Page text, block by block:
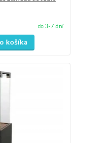
do 3-7 dní
košíka